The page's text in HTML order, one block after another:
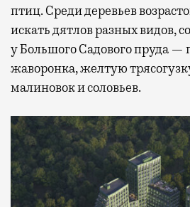
птиц. Среди деревьев
искать дятлов разных видов,
у Большого Садового пруда —
жаворонка, желтую
малиновок и соловьев.